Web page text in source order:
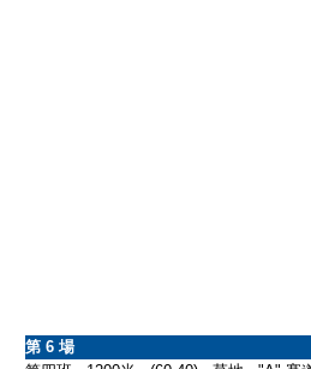
第 6 場